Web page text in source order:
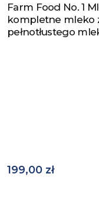
Zobacz produkt
Farm Food No. 1
kompletne mleko
pełnotłustego
199,00 zł